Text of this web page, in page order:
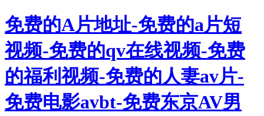
免费的A片地址-免费的a片短
视频-免费的qv在线视频-免费
的福利视频-免费的人妻av片-
免费电影avbt-免费东京AV男